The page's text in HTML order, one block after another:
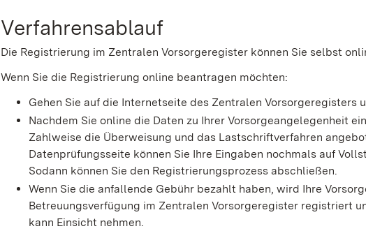
Verfahrensablauf
Die Registrierung im Zentralen Vorsorgeregister können Sie selbst
Wenn Sie die Registrierung online beantragen möchten:
Gehen Sie auf die Internetseite des Zentralen Vorsorgeregisters
Nachdem Sie online die Daten zu Ihrer Vorsorgeangelegenheit
Zahlweise die Überweisung und das Lastschriftverfahren
Datenprüfungsseite können Sie Ihre Eingaben nochmals auf
Sodann können Sie den Registrierungsprozess abschließen.
Wenn Sie die anfallende Gebühr bezahlt haben, wird Ihre
Betreuungsverfügung im Zentralen Vorsorgeregister registriert
kann Einsicht nehmen.